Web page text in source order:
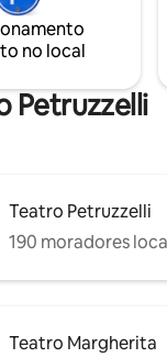
check-
por
como
espaço,
centro
no local
Petruzzelli
Teatro Petruzzelli
190 moradores
Teatro Margherita